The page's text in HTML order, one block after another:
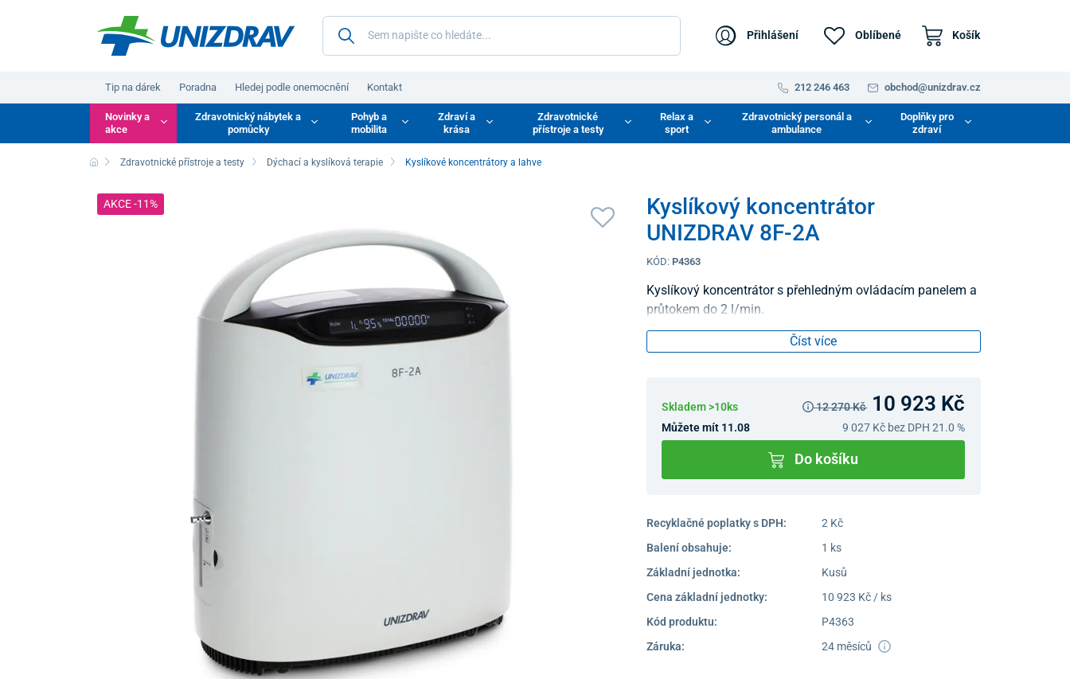
Přihlášení Oblíbené Košík
Tip na dárek Poradna Hledej podle onemocnění Kontakt 212 246 463 obchod@unizdrav.cz
Novinky a
akce
Zdravotnický nábytek a
pomůcky
Pohyb a
mobilita
Zdraví a
krása
Zdravotnické
přístroje a testy
Relax a
sport
Zdravotnický personál a
ambulance
Doplňky pro
zdraví
Zdravotnické přístroje a testy Dýchací a kyslíková terapie Kyslíkové koncentrátory a lahve
Kyslíkový koncentrátor
UNIZDRAV 8F-2A
KÓD: P4363
Kyslíkový koncentrátor s přehledným ovládacím panelem a
průtokem do 2 l/min.
Číst více
Skladem >10ks 12 270 Kč 10 923 Kč
Můžete mít 11.08 9 027 Kčbez DPH 21.0 %
Do košíku
Recyklačné poplatky s DPH:
2 Kč
Balení obsahuje:
1 ks
Základní jednotka:
Kusů
Cena základní jednotky:
10 923 Kč / ks
Kód produktu:
P4363
Záruka:
24 měsíců
AKCE -11%